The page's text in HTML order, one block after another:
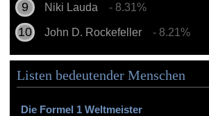
Niki Lauda - 8.31%
John D. Rockefeller - 8.21%
Listen bedeutender Menschen
Die Formel 1 Weltmeister